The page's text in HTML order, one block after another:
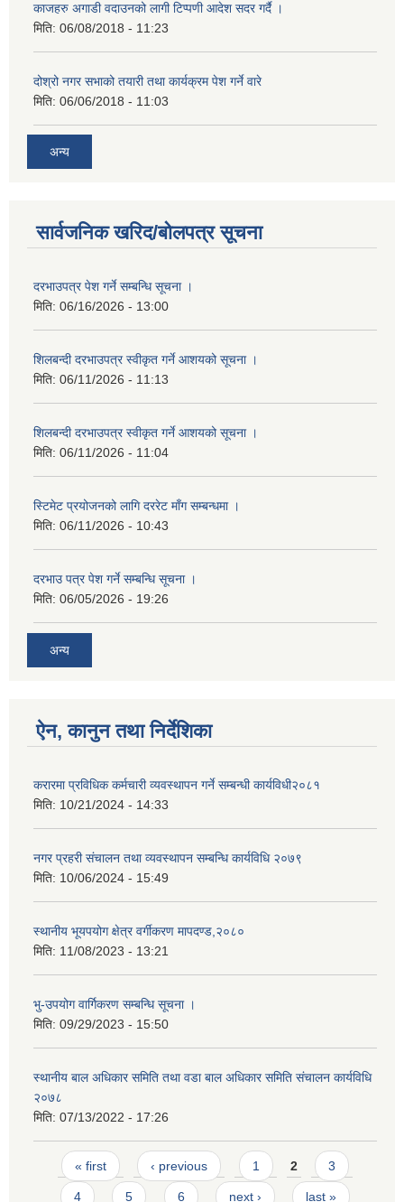
काजहरु अगाडी वदाउनको लागी टिप्पणी आदेश सदर गर्दै ।
मिति: 06/08/2018 - 11:23
दोश्रो नगर सभाको तयारी तथा कार्यक्रम पेश गर्ने वारे
मिति: 06/06/2018 - 11:03
अन्य
सार्वजनिक खरिद/बोलपत्र सूचना
दरभाउपत्र पेश गर्ने सम्बन्धि सूचना ।
मिति: 06/16/2026 - 13:00
शिलबन्दी दरभाउपत्र स्वीकृत गर्ने आशयको सूचना ।
मिति: 06/11/2026 - 11:13
शिलबन्दी दरभाउपत्र स्वीकृत गर्ने आशयको सूचना ।
मिति: 06/11/2026 - 11:04
स्टिमेट प्रयोजनको लागि दररेट माँग सम्बन्धमा ।
मिति: 06/11/2026 - 10:43
दरभाउ पत्र पेश गर्ने सम्बन्धि सूचना ।
मिति: 06/05/2026 - 19:26
अन्य
ऐन, कानुन तथा निर्देशिका
करारमा प्रविधिक कर्मचारी व्यवस्थापन गर्ने सम्बन्धी कार्यविधी२०८१
मिति: 10/21/2024 - 14:33
नगर प्रहरी संचालन तथा व्यवस्थापन सम्बन्धि कार्यविधि २०७९
मिति: 10/06/2024 - 15:49
स्थानीय भूयपयोग क्षेत्र वर्गीकरण मापदण्ड,२०८०
मिति: 11/08/2023 - 13:21
भु-उपयोग वार्गिकरण सम्बन्धि सूचना ।
मिति: 09/29/2023 - 15:50
स्थानीय बाल अधिकार समिति तथा वडा बाल अधिकार समिति संचालन कार्यविधि
२०७८
मिति: 07/13/2022 - 17:26
Pages
« first ‹ previous 1 2 3
4 5 6 next › last »